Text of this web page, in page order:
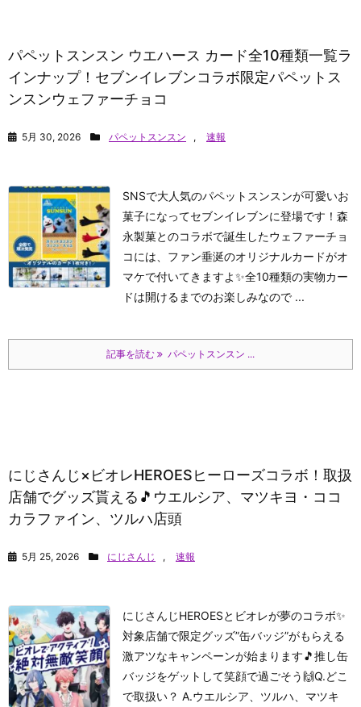
パペットスンスン ウエハース カード全10種類一覧ラ
インナップ！セブンイレブンコラボ限定パペットス
ンスンウェファーチョコ
5月 30, 2026 パペットスンスン , 速報
SNSで大人気のパペットスンスンが可愛いお
菓子になってセブンイレブンに登場です！森
永製菓とのコラボで誕生したウェファーチョ
コには、ファン垂涎のオリジナルカードがオ
マケで付いてきますよ✨全10種類の実物カー
ドは開けるまでのお楽しみなので ...
記事を読む パペットスンスン ...
にじさんじ×ビオレHEROESヒーローズコラボ！取扱
店舗でグッズ貰える🎵ウエルシア、マツキヨ・ココ
カラファイン、ツルハ店頭
5月 25, 2026 にじさんじ , 速報
にじさんじHEROESとビオレが夢のコラボ✨
対象店舗で限定グッズ”缶バッジ”がもらえる
激アツなキャンペーンが始まります🎵推し缶
バッジをゲットして笑顔で過ごそう🙌Q.どこ
で取扱い？ A.ウエルシア、ツルハ、マツキ